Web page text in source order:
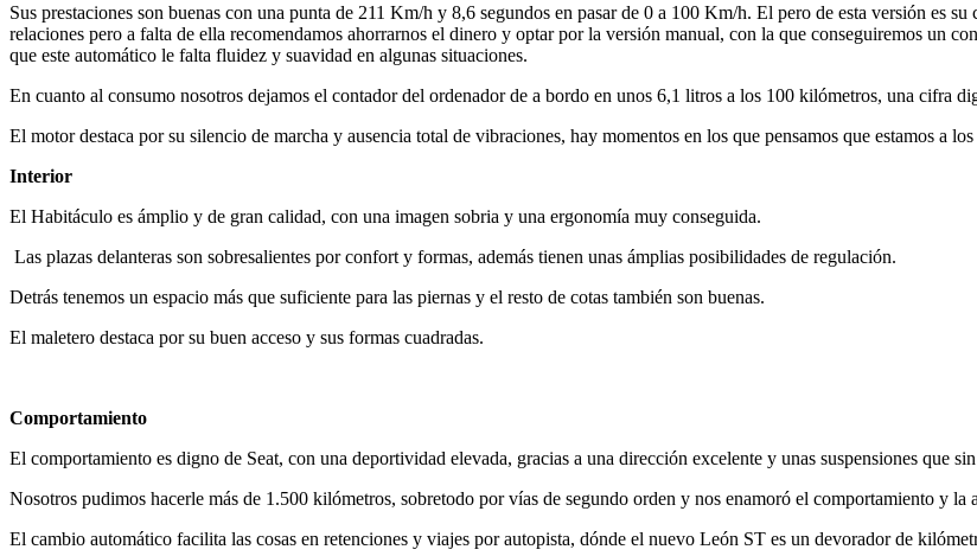
Sus prestaciones son buenas con una punta de 211 Km/h y 8,6 segundos en pasar de 0 a 100 Km/h. El pero de esta versión es
relaciones pero a falta de ella recomendamos ahorrarnos el dinero y optar por la versión manual, con la que conseguiremos un
que este automático le falta fluidez y suavidad en algunas situaciones.
En cuanto al consumo nosotros dejamos el contador del ordenador de a bordo en unos 6,1 litros a los 100 kilómetros, una cifra
El motor destaca por su silencio de marcha y ausencia total de vibraciones, hay momentos en los que pensamos que estamos a
Interior
El Habitáculo es ámplio y de gran calidad, con una imagen sobria y una ergonomía muy conseguida.
Las plazas delanteras son sobresalientes por confort y formas, además tienen unas ámplias posibilidades de regulación.
Detrás tenemos un espacio más que suficiente para las piernas y el resto de cotas también son buenas.
El maletero destaca por su buen acceso y sus formas cuadradas.
Comportamiento
El comportamiento es digno de Seat, con una deportividad elevada, gracias a una dirección excelente y unas suspensiones que
Nosotros pudimos hacerle más de 1.500 kilómetros, sobretodo por vías de segundo orden y nos enamoró el comportamiento y la
El cambio automático facilita las cosas en retenciones y viajes por autopista, dónde el nuevo León ST es un devorador de